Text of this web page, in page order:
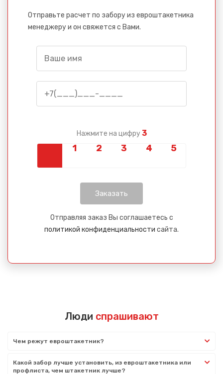
Отправьте расчет по забору из евроштакетника
менеджеру и он свяжется с Вами.
Нажмите на цифру 3
Отправляя заказ Вы соглашаетесь с
политикой конфиденциальности сайта.
Люди спрашивают
Чем режут евроштакетник?
Какой забор лучше установить, из евроштакетника или
профлиста, чем штакетник лучше?